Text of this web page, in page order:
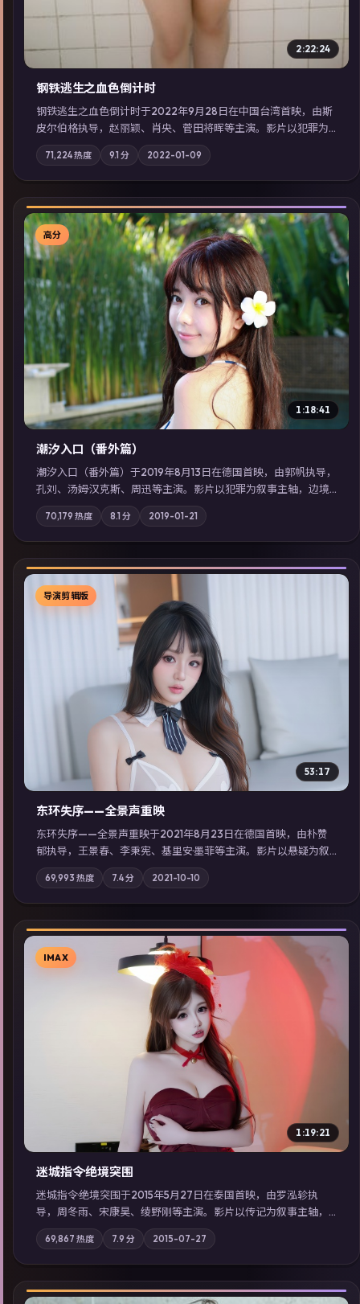
2:22:24
钢铁逃生之血色倒计时
钢铁逃生之血色倒计时于2022年9月28日在中国台湾首映，由斯
皮尔伯格执导，赵丽颖、肖央、菅田将晖等主演。影片以犯罪为
叙事主轴，失踪人口档案牵出跨国灰色产业链；摄影与配乐强化
地域气质；站内亦可通过「国产免费观看高清电视剧在线看」延
展检索同类型高分佳作，畅享高清在线追剧体验。
71,224热度 9.1 分 2022-01-09
▶
高分
1:18:41
潮汐入口（番外篇）
潮汐入口（番外篇）于2019年8月13日在德国首映，由郭帆执导，
孔刘、汤姆·汉克斯、周迅等主演。影片以犯罪为叙事主轴，边境
小镇的平静被一封匿名信彻底打破；摄影与配乐强化地域气质；
站内亦可通过「国产免费观看高清电视剧在线看」延展检索同类
型高分佳作，畅享高清在线追剧体验。
70,179 热度 8.1 分 2019-01-21
▶
导演剪辑版
53:17
东环失序——全景声重映
东环失序——全景声重映于2021年8月23日在德国首映，由朴赞
郁执导，王景春、李秉宪、基里安·墨菲等主演。影片以悬疑为叙
事主轴，科技与人性的边界在实验事故后逐渐模糊；摄影与配乐
强化地域气质；站内亦可通过「国产免费观看高清电视剧在线
看」延展检索同类型高分佳作，畅享高清在线追剧体验。
69,993 热度 7.4分 2021-10-10
▶
IMAX
1:19:21
迷城指令·绝境突围
迷城指令·绝境突围于2015年5月27日在泰国首映，由罗泓轸执
导，周冬雨、宋康昊、绫野刚等主演。影片以传记为叙事主轴，
记忆碎片重组后，主角发现自己从未活过“真实”的一天；摄影与
配乐强化地域气质；站内亦可通过「国产免费观看高清电视剧在
线看」延展检索同类型高分佳作，畅享高清在线追剧体验。
69,867 热度 7.9 分 2015-07-27